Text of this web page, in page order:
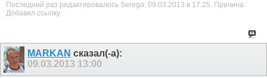
Последний раз редактировалось Serega; 09.03.2013 в 17:25. Причина:
Добавил ссылку
MARKAN сказал(-а):
09.03.2013 13:00